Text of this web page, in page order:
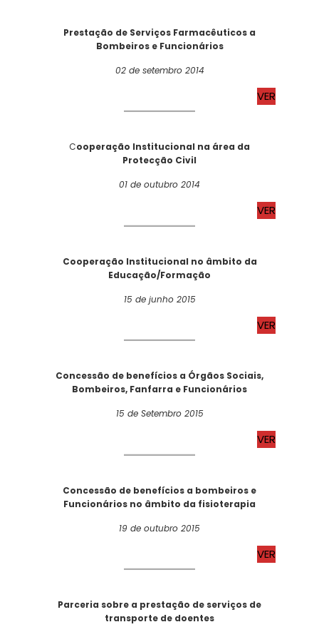
Prestação de Serviços Farmacêuticos a
Bombeiros e Funcionários
02 de setembro 2014
VER
Cooperação Institucional na área da
Protecção Civil
01 de outubro 2014
VER
Cooperação Institucional no âmbito da
Educação/Formação
15 de junho 2015
VER
Concessão de benefícios a Órgãos Sociais,
Bombeiros, Fanfarra e Funcionários
15 de Setembro 2015
VER
Concessão de benefícios a bombeiros e
Funcionários no âmbito da fisioterapia
19 de outubro 2015
VER
Parceria sobre a prestação de serviços de
transporte de doentes